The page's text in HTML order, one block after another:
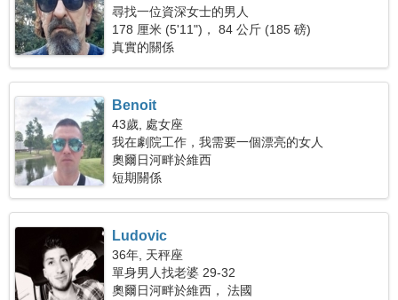
尋找一位資深女士的男人
178 厘米 (5'11")， 84 公斤 (185 磅)
真實的關係
Benoit
43歲, 處女座
我在劇院工作，我需要一個漂亮的女人
奧爾日河畔於維西
短期關係
Ludovic
36年, 天秤座
單身男人找老婆 29-32
奧爾日河畔於維西， 法國